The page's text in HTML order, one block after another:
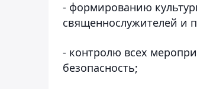
- формированию
священнослужителей и
- контролю всех
безопасность;